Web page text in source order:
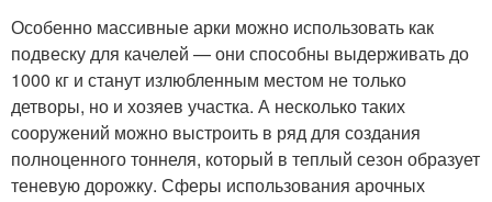
Особенно массивные арки можно использовать как
подвеску для качелей — они способны выдерживать до
1000 кг и станут излюбленным местом не только
детворы, но и хозяев участка. А несколько таких
сооружений можно выстроить в ряд для создания
полноценного тоннеля, который в теплый сезон образует
теневую дорожку. Сферы использования арочных